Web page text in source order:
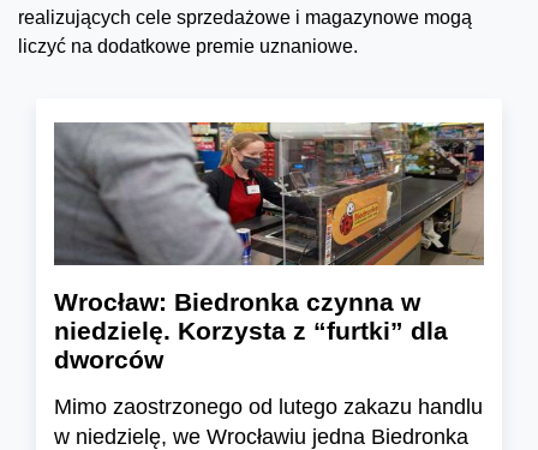
realizujących cele sprzedażowe i magazynowe mogą
liczyć na dodatkowe premie uznaniowe.
Wrocław: Biedronka czynna w
niedzielę. Korzysta z “furtki” dla
dworców
Mimo zaostrzonego od lutego zakazu handlu
w niedzielę, we Wrocławiu jedna Biedronka